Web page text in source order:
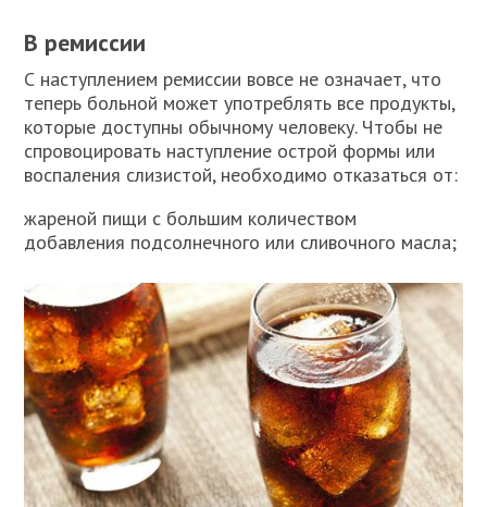
В ремиссии
С наступлением ремиссии вовсе не означает, что
теперь больной может употреблять все продукты,
которые доступны обычному человеку. Чтобы не
спровоцировать наступление острой формы или
воспаления слизистой, необходимо отказаться от:
жареной пищи с большим количеством
добавления подсолнечного или сливочного масла;